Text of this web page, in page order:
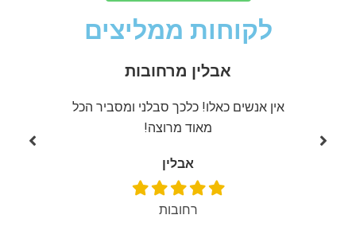
לקוחות ממליצים
אבלין מרחובות
אין אנשים כאלו! כלכך סבלני ומסביר הכל
מאוד מרוצה!
אבלין
רחובות